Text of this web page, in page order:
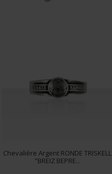
Chevalière Argent RONDE TRISKELL
"BREIZ BEPRE...